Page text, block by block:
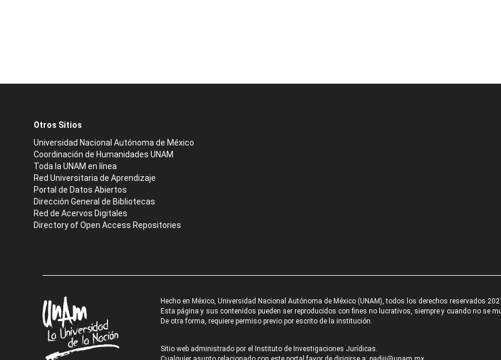
Otros Sitios
Universidad Nacional Autónoma de México
Coordinación de Humanidades UNAM
Toda la UNAM en línea
Red Universitaria de Aprendizaje
Portal de Datos Abiertos
Dirección General de Bibliotecas
Red de Acervos Digitales
Directory of Open Access Repositories
Hecho en México, Universidad Nacional Autónoma de México (UNAM), todos los derechos reservados
Esta página y sus contenidos pueden ser reproducidos con fines no lucrativos, siempre y cuando no se
De otra forma, requiere permiso previo por escrito de la institución.
Sitio web administrado por el Instituto de Investigaciones Jurídicas.